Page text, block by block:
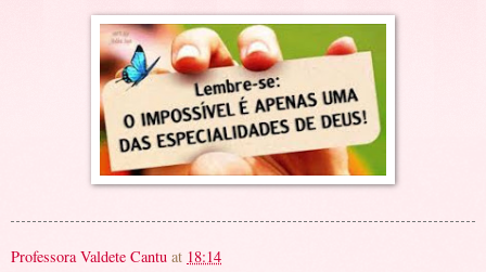
Professora Valdete Cantu at 18:14